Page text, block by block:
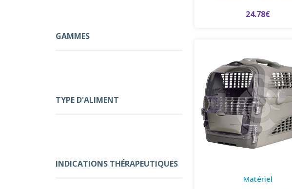
GAMMES
TYPE D'ALIMENT
INDICATIONS THÉRAPEUTIQUES
24.78€
Matériel